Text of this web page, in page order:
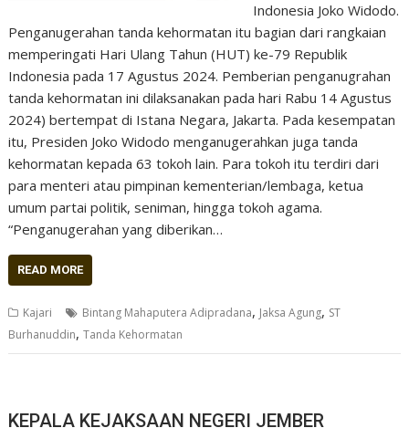
Indonesia Joko Widodo.
Penganugerahan tanda kehormatan itu bagian dari rangkaian
memperingati Hari Ulang Tahun (HUT) ke-79 Republik
Indonesia pada 17 Agustus 2024. Pemberian penganugrahan
tanda kehormatan ini dilaksanakan pada hari Rabu 14 Agustus
2024) bertempat di Istana Negara, Jakarta. Pada kesempatan
itu, Presiden Joko Widodo menganugerahkan juga tanda
kehormatan kepada 63 tokoh lain. Para tokoh itu terdiri dari
para menteri atau pimpinan kementerian/lembaga, ketua
umum partai politik, seniman, hingga tokoh agama.
“Penganugerahan yang diberikan…
READ MORE
Kajari Bintang Mahaputera Adipradana, Jaksa Agung, ST
Burhanuddin,Tanda Kehormatan
KEPALA KEJAKSAAN NEGERI JEMBER